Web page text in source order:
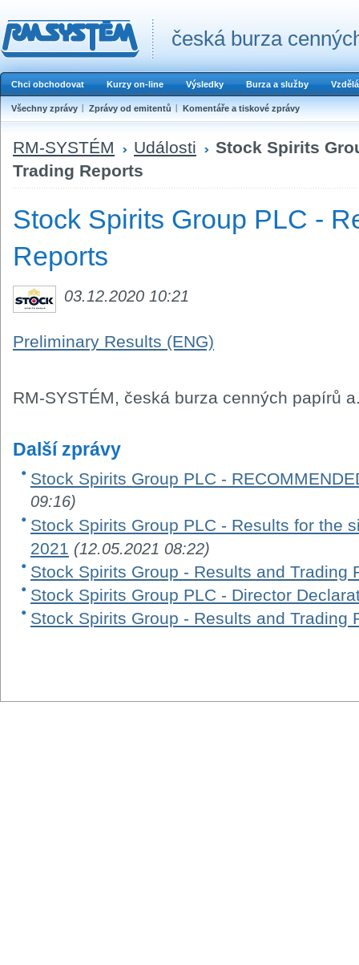
česká burza
Chci obchodovat Kurzy on-line Výsledky Burza a služby
Všechny zprávy Zprávy od emitentů Komentáře a tiskové zprávy
RM-SYSTÉM Události
Stock Spirits
Trading Reports
Stock Spirits Group PLC -
Reports
03.12.2020 10:21
Preliminary Results (ENG)
RM-SYSTÉM, česká burza cenných papírů
Další zprávy
Stock Spirits Group PLC -
09:16)
Stock Spirits Group PLC - Results for the
2021 (12.05.2021 08:22)
Stock Spirits Group - Results and Trading
Stock Spirits Group PLC - Director
Stock Spirits Group - Results and Trading